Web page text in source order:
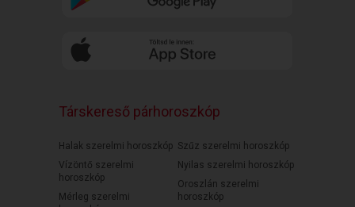
Társkereső párhoroszkóp
Halak szerelmi horoszkóp
Vízöntő szerelmi
horoszkóp
Mérleg szerelmi
Szűz szerelmi horoszkóp
Nyilas szerelmi horoszkóp
Oroszlán szerelmi
horoszkóp